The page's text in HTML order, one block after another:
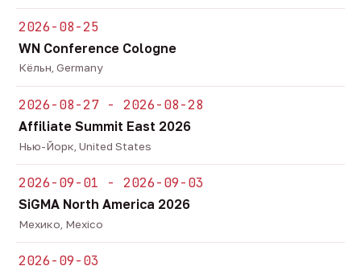
2026-08-25
WN Conference Cologne
Кёльн, Germany
2026-08-27 - 2026-08-28
Affiliate Summit East 2026
Нью-Йорк, United States
2026-09-01 - 2026-09-03
SiGMA North America 2026
Мехико, Mexico
2026-09-03